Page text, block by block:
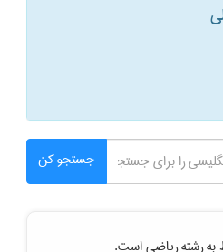
جستجو کن
رشتهرياضیاست.